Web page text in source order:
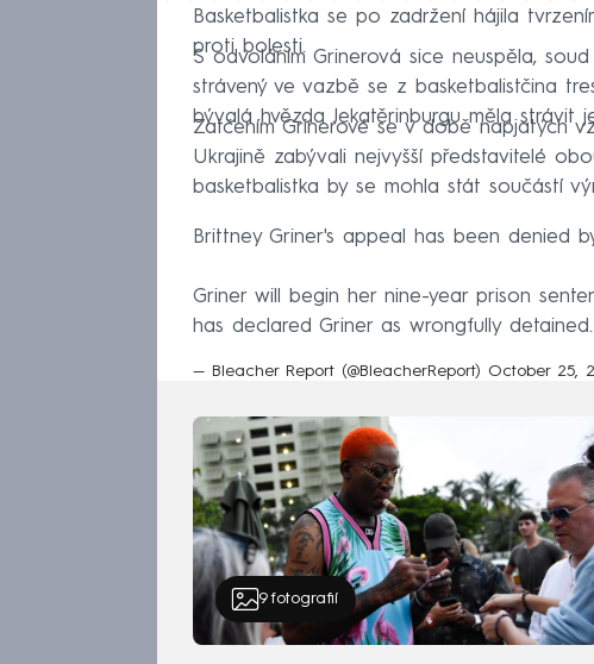
Basketbalistka se po zadržení hájila
proti bolesti.
S odvoláním Grinerová sice neuspěla,
strávený ve vazbě se z basketbalistčina
bývalá hvězda Jekatěrinburgu měla strávit
Zatčením Grinerové se v době napjatých
Ukrajině zabývali nejvyšší představitelé
basketbalistka by se mohla stát součástí
Brittney Griner's appeal has been denied
Griner will begin her nine-year prison
has declared Griner as wrongfully detained.
— Bleacher Report (@BleacherReport) October 25,
9fotografií